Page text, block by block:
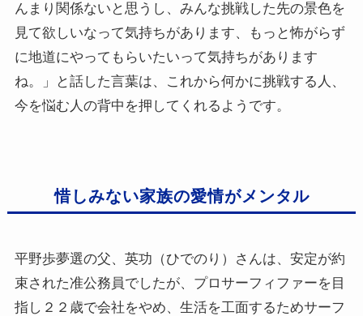
んまり関係ないと思うし、みんな挑戦した先の景色を
見て欲しいなって気持ちがあります、もっと怖がらず
に地道にやってもらいたいって気持ちがあります
ね。」と話した言葉は、これから何かに挑戦する人、
今を悩む人の背中を押してくれるようです。
惜しみない家族の愛情がメンタル
平野歩夢選の父、英功（ひでのり）さんは、安定が約
束された准公務員でしたが、プロサーフィファーを目
指し２２歳で会社をやめ、生活を工面するためサーフ